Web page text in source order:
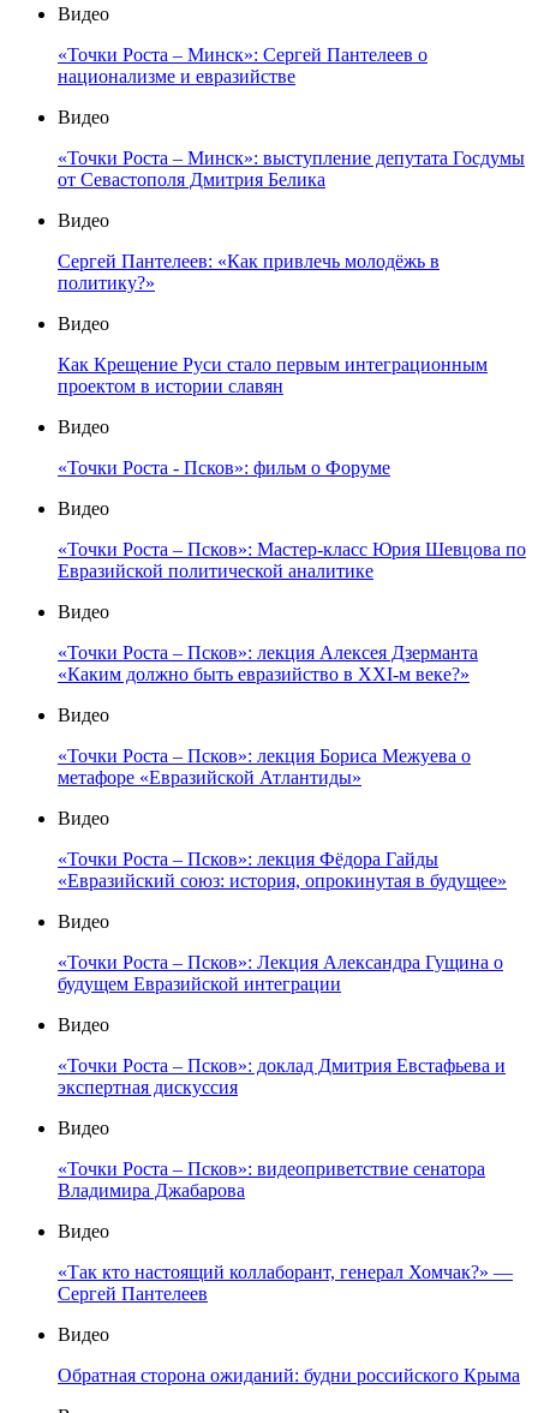
Видео
«Точки Роста – Минск»: Сергей Пантелеев о
национализме и евразийстве
Видео
«Точки Роста – Минск»: выступление депутата Госдумы
от Севастополя Дмитрия Белика
Видео
Сергей Пантелеев: «Как привлечь молодёжь в
политику?»
Видео
Как Крещение Руси стало первым интеграционным
проектом в истории славян
Видео
«Точки Роста - Псков»: фильм о Форуме
Видео
«Точки Роста – Псков»: Мастер-класс Юрия Шевцова по
Евразийской политической аналитике
Видео
«Точки Роста – Псков»: лекция Алексея Дзерманта
«Каким должно быть евразийство в XXI-м веке?»
Видео
«Точки Роста – Псков»: лекция Бориса Межуева о
метафоре «Евразийской Атлантиды»
Видео
«Точки Роста – Псков»: лекция Фёдора Гайды
«Евразийский союз: история, опрокинутая в будущее»
Видео
«Точки Роста – Псков»: Лекция Александра Гущина о
будущем Евразийской интеграции
Видео
«Точки Роста – Псков»: доклад Дмитрия Евстафьева и
экспертная дискуссия
Видео
«Точки Роста – Псков»: видеоприветствие сенатора
Владимира Джабарова
Видео
«Так кто настоящий коллаборант, генерал Хомчак?» —
Сергей Пантелеев
Видео
Обратная сторона ожиданий: будни российского Крыма